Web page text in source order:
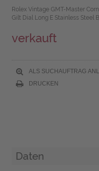
Rolex Vintage GMT-Master
Gilt Dial Long E Stainless Steel
verkauft
ALS SUCHAUFTRAG
DRUCKEN
Daten